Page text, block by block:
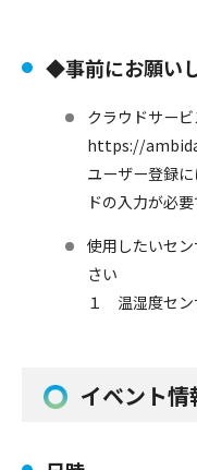
◆事前にお願い
クラウドサー
https://
ユーザー登録
ドの入力が必要
使用したいセ
さい
１ 温湿度セ
イベント情